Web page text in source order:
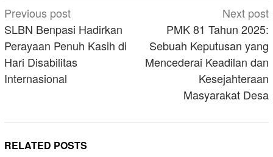
Post
navigation
Previous post
SLBN Benpasi Hadirkan
Perayaan Penuh Kasih di
Hari Disabilitas
Internasional
Next post
PMK 81 Tahun 2025:
Sebuah Keputusan yang
Mencederai Keadilan dan
Kesejahteraan
Masyarakat Desa
RELATED POSTS